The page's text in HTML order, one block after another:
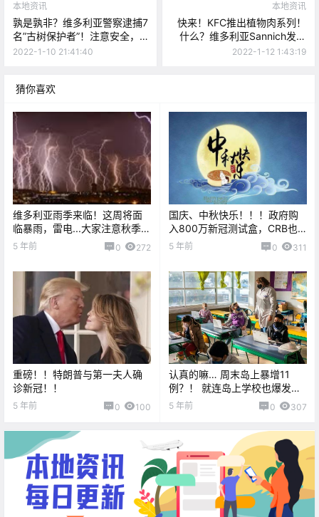
本地资讯
孰是孰非？维多利亚警察逮捕7
名”古树保护者”！注意安全，
OAK BAY居民凌晨大门被
2022-1-10 21:41:40
本地资讯
快来！KFC推出植物肉系列！
什么？维多利亚Sannich发生
肇事逃逸案件！
2022-1-12 1:43:19
猜你喜欢
维多利亚雨季来临！这周将面
临暴雨，雷电...大家注意秋季保
暖！
5 年前 0 272
国庆、中秋快乐！！！政府购
入800万新冠测试盒，CRB也
将接替CERB开放申请！
5 年前 0 311
重磅！！特朗普与第一夫人确
诊新冠！！
5 年前 0 100
认真的嘛… 周末岛上暴增11
例？！ 就连岛上学校也爆发了
感染！飞机又大爆发了...
5 年前 0 307